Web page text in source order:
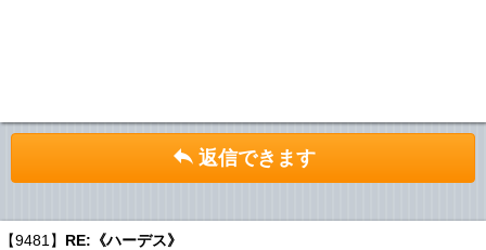
返信できます
【9481】 RE:《ハーデス》